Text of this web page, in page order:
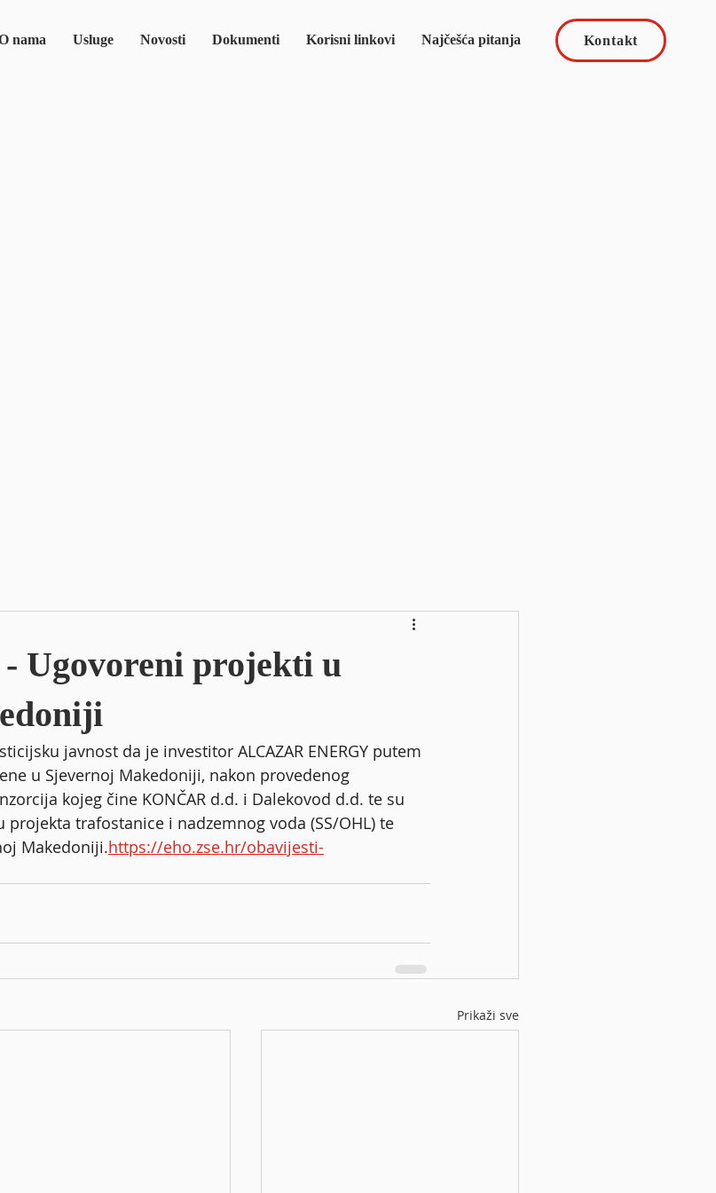
nama Usluge Novosti Dokumenti Korisni linkovi Najčešća pitanja Kontakt
Ugovoreni projekti u
javnost da je investitor ALCAZAR ENERGY putem
u Sjevernoj Makedoniji, nakon provedenog
kojeg čine KONČAR d.d. i Dalekovod d.d. te su
trafostanice i nadzemnog voda (SS/OHL) te
Makedoniji.https://eho.zse.hr/obavijesti-
Prikaži sve